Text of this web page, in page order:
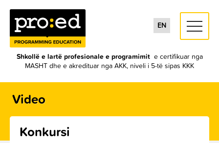
EN
Shkollë e lartë profesionale e programimit e certifikuar nga
MASHT dhe e akredituar nga AKK, niveli i 5-të sipas KKK
toggle
Video
Konkursi